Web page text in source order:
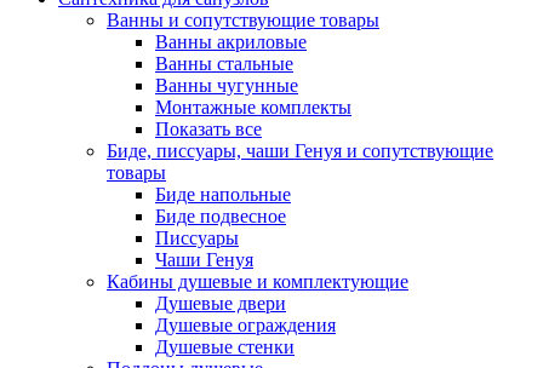
Ванны и сопутствующие товары
Ванны акриловые
Ванны стальные
Ванны чугунные
Монтажные комплекты
Показать все
Биде, писсуары, чаши Генуя и сопутствующие
товары
Биде напольные
Биде подвесное
Писсуары
Чаши Генуя
Кабины душевые и комплектующие
Душевые двери
Душевые ограждения
Душевые стенки